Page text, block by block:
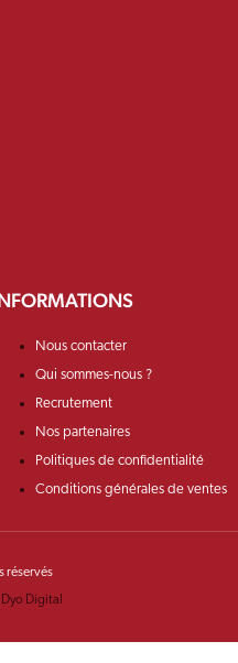
Nous contacter
Qui sommes-nous ?
Recrutement
Nos partenaires
Politiques de confidentialité
Conditions générales de ventes
réservés
Digital